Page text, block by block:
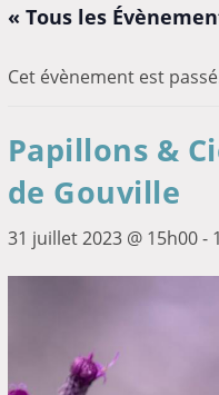
« Tous les
Cet évènement est
Papillons &
de Gouville
31 juillet 2023 @ 15h00-